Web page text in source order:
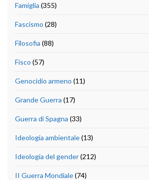
Famiglia (355)
Fascismo (28)
Filosofia (88)
Fisco (57)
Genocidio armeno (11)
Grande Guerra (17)
Guerra di Spagna (33)
Ideologia ambientale(13)
Ideologia del gender(212)
II Guerra Mondiale(74)